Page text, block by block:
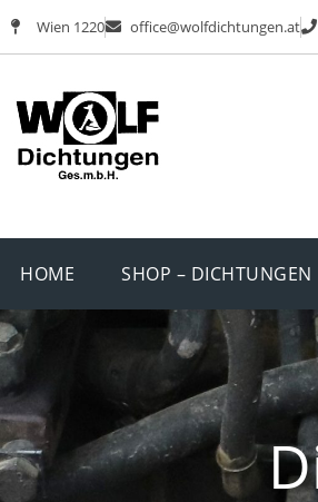
Wien 1220 office@wolfdichtungen.at
HOME SHOP – DICHTUNGEN